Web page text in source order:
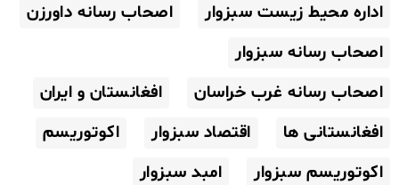
اداره محیط زیست سبزوار
اصحاب رسانه داورزن
اصحاب رسانه سبزوار
اصحاب رسانه غرب خراسان
افغانستان و ایران
افغانستانی ها
اقتصاد سبزوار
اکوتوریسم
اکوتوریسم سبزوار
امبد سبزوار